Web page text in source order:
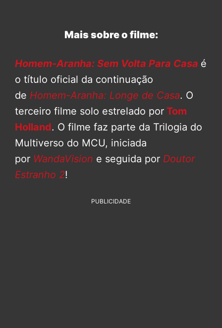
Mais sobre o filme:
Homem-Aranha: Sem Volta Para Casa é
o título oficial da continuação
de Homem-Aranha: Longe de Casa. O
terceiro filme solo estrelado por Tom
Holland. O filme faz parte da Trilogia do
Multiverso do MCU, iniciada
por WandaVision e seguida por Doutor
Estranho 2!
PUBLICIDADE